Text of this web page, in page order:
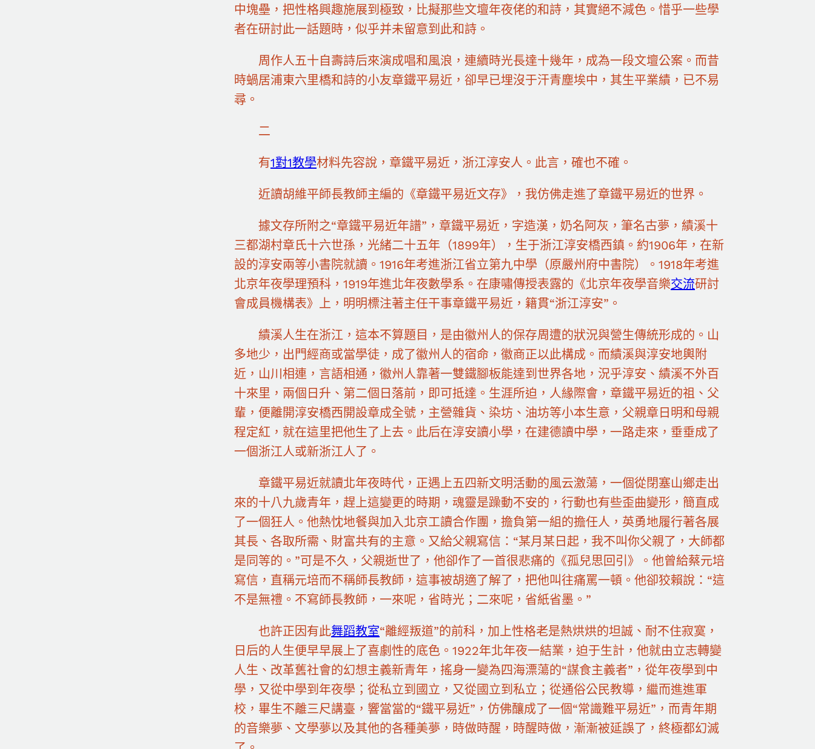
中塊壘，把性格興趣施展到極致，比擬那些文壇年夜佬的和詩，其實絕不減色。惜乎一些學
者在研討此一話題時，似乎并未留意到此和詩。
周作人五十自壽詩后來演成唱和風浪，連續時光長達十幾年，成為一段文壇公案。而昔
時蝸居浦東六里橋和詩的小友章鐵平易近，卻早已埋沒于汗青塵埃中，其生平業績，已不易
尋。
二
有1對1教學材料先容說，章鐵平易近，浙江淳安人。此言，確也不確。
近讀胡維平師長教師主編的《章鐵平易近文存》，我仿佛走進了章鐵平易近的世界。
據文存所附之“章鐵平易近年譜”，章鐵平易近，字造漢，奶名阿灰，筆名古夢，績溪十
三都湖村章氏十六世孫，光緒二十五年（1899年），生于浙江淳安橋西鎮。約1906年，在新
設的淳安兩等小書院就讀。1916年考進浙江省立第九中學（原嚴州府中書院）。1918年考進
北京年夜學理預科，1919年進北年夜數學系。在康嘯傳授表露的《北京年夜學音樂交流研討
會成員機構表》上，明明標注著主任干事章鐵平易近，籍貫“浙江淳安”。
績溪人生在浙江，這本不算題目，是由徽州人的保存周遭的狀況與營生傳統形成的。山
多地少，出門經商或當學徒，成了徽州人的宿命，徽商正以此構成。而績溪與淳安地輿附
近，山川相連，言語相通，徽州人靠著一雙鐵腳板能達到世界各地，況乎淳安、績溪不外百
十來里，兩個日升、第二個日落前，即可抵達。生涯所迫，人緣際會，章鐵平易近的祖、父
輩，便離開淳安橋西開設章成全號，主營雜貨、染坊、油坊等小本生意，父親章日明和母親
程定紅，就在這里把他生了上去。此后在淳安讀小學，在建德讀中學，一路走來，垂垂成了
一個浙江人或新浙江人了。
章鐵平易近就讀北年夜時代，正遇上五四新文明活動的風云激蕩，一個從閉塞山鄉走出
來的十八九歲青年，趕上這變更的時期，魂靈是躁動不安的，行動也有些歪曲變形，簡直成
了一個狂人。他熱忱地餐與加入北京工讀合作團，擔負第一組的擔任人，英勇地履行著各展
其長、各取所需、財富共有的主意。又給父親寫信：“某月某日起，我不叫你父親了，大師都
是同等的。”可是不久，父親逝世了，他卻作了一首很悲痛的《孤兒思回引》。他曾給蔡元培
寫信，直稱元培而不稱師長教師，這事被胡適了解了，把他叫往痛罵一頓。他卻狡賴說：“這
不是無禮。不寫師長教師，一來呢，省時光；二來呢，省紙省墨。”
也許正因有此舞蹈教室“離經叛道”的前科，加上性格老是熱烘烘的坦誠、耐不住寂寞，
日后的人生便早早展上了喜劇性的底色。1922年北年夜一結業，迫于生計，他就由立志轉變
人生、改革舊社會的幻想主義新青年，搖身一變為四海漂蕩的“謀食主義者”，從年夜學到中
學，又從中學到年夜學；從私立到國立，又從國立到私立；從通俗公民教導，繼而進進軍
校，畢生不離三尺講臺，響當當的“鐵平易近”，仿佛釀成了一個“常識難平易近”，而青年期
的音樂夢、文學夢以及其他的各種美夢，時做時醒，時醒時做，漸漸被延誤了，終極都幻滅